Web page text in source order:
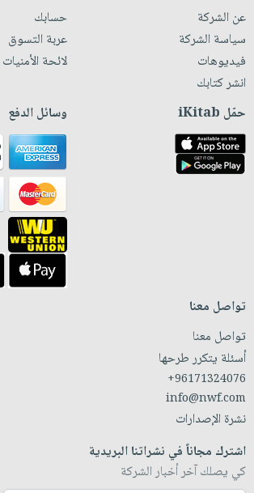
عن الشركة
سياسة الشركة
فيديوهات
انشر كتابك
حسابك
عربة التسوق
لائحة الأمنيات
حمّل iKitab وسائل الدفع
تواصل معنا
تواصل معنا
أسئلة يتكرر طرحها
+96171324076
info@nwf.com
نشرة الإصدارات
اشترك مجاناً في نشراتنا البريدية
كي يصلك آخر أخبار الشركة